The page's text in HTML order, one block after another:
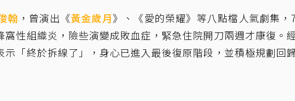
翰 ，曾演出《黃金歲月》、《愛的榮耀》等八點檔人氣劇集，
窩性組織炎，險些演變成敗血症，緊急住院開刀兩週才康復。
示「終於拆線了」，身心已進入最後復原階段，並積極規劃回